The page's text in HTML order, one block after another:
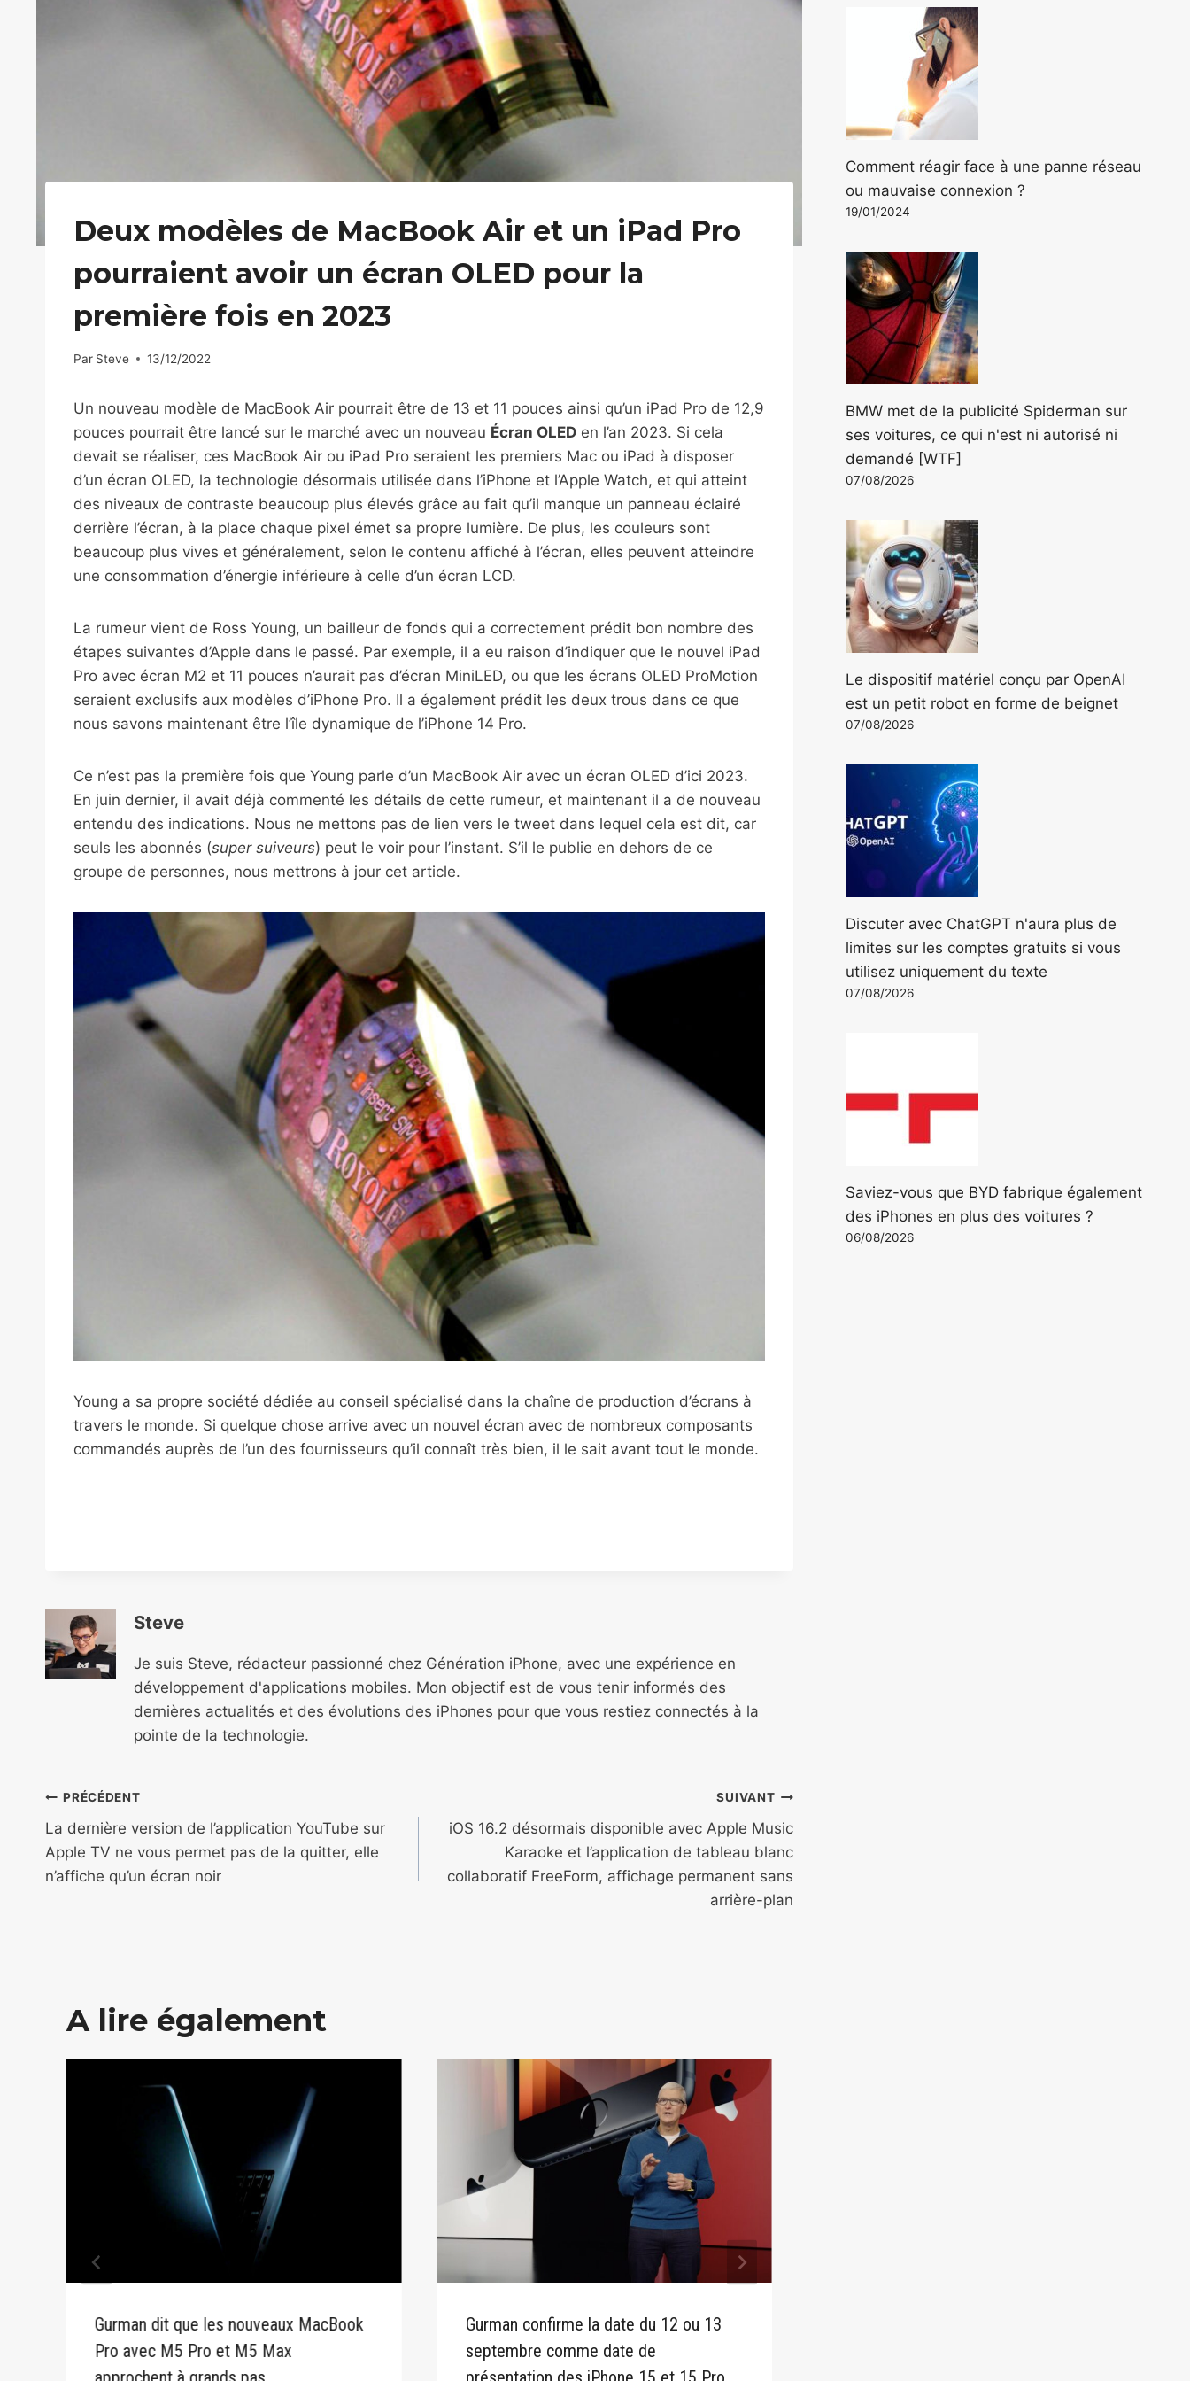
Deux modèles de MacBook Air et un iPad Pro
pourraient avoir un écran OLED pour la
première fois en 2023
Par Steve 13/12/2022
Un nouveau modèle de MacBook Air pourrait être de 13 et 11 pouces ainsi qu’un iPad Pro de 12,9
pouces pourrait être lancé sur le marché avec un nouveau Écran OLED en l’an 2023. Si cela
devait se réaliser, ces MacBook Air ou iPad Pro seraient les premiers Mac ou iPad à disposer
d’un écran OLED, la technologie désormais utilisée dans l’iPhone et l’Apple Watch, et qui atteint
des niveaux de contraste beaucoup plus élevés grâce au fait qu’il manque un panneau éclairé
derrière l’écran, à la place chaque pixel émet sa propre lumière. De plus, les couleurs sont
beaucoup plus vives et généralement, selon le contenu affiché à l’écran, elles peuvent atteindre
une consommation d’énergie inférieure à celle d’un écran LCD.
La rumeur vient de Ross Young, un bailleur de fonds qui a correctement prédit bon nombre des
étapes suivantes d’Apple dans le passé. Par exemple, il a eu raison d’indiquer que le nouvel iPad
Pro avec écran M2 et 11 pouces n’aurait pas d’écran MiniLED, ou que les écrans OLED ProMotion
seraient exclusifs aux modèles d’iPhone Pro. Il a également prédit les deux trous dans ce que
nous savons maintenant être l’île dynamique de l’iPhone 14 Pro.
Ce n’est pas la première fois que Young parle d’un MacBook Air avec un écran OLED d’ici 2023.
En juin dernier, il avait déjà commenté les détails de cette rumeur, et maintenant il a de nouveau
entendu des indications. Nous ne mettons pas de lien vers le tweet dans lequel cela est dit, car
seuls les abonnés (super suiveurs) peut le voir pour l’instant. S’il le publie en dehors de ce
groupe de personnes, nous mettrons à jour cet article.
Young a sa propre société dédiée au conseil spécialisé dans la chaîne de production d’écrans à
travers le monde. Si quelque chose arrive avec un nouvel écran avec de nombreux composants
commandés auprès de l’un des fournisseurs qu’il connaît très bien, il le sait avant tout le monde.
Steve
Je suis Steve, rédacteur passionné chez Génération iPhone, avec une expérience en
développement d'applications mobiles. Mon objectif est de vous tenir informés des
dernières actualités et des évolutions des iPhones pour que vous restiez connectés à la
pointe de la technologie.
Navigation
de
l’article
PRÉCÉDENT
La dernière version de l’application YouTube sur
Apple TV ne vous permet pas de la quitter, elle
n’affiche qu’un écran noir
SUIVANT
iOS 16.2 désormais disponible avec Apple Music
Karaoke et l’application de tableau blanc
collaboratif FreeForm, affichage permanent sans
arrière-plan
A lire également
Gurman dit que les nouveaux MacBook
Pro avec M5 Pro et M5 Max
Gurman confirme la date du 12 ou 13
septembre comme date de
Comment réagir face à une panne réseau
ou mauvaise connexion ?
19/01/2024
BMW met de la publicité Spiderman sur
ses voitures, ce qui n'est ni autorisé ni
demandé [WTF]
07/08/2026
Le dispositif matériel conçu par OpenAI
est un petit robot en forme de beignet
07/08/2026
Discuter avec ChatGPT n'aura plus de
limites sur les comptes gratuits si vous
utilisez uniquement du texte
07/08/2026
Saviez-vous que BYD fabrique également
des iPhones en plus des voitures ?
06/08/2026